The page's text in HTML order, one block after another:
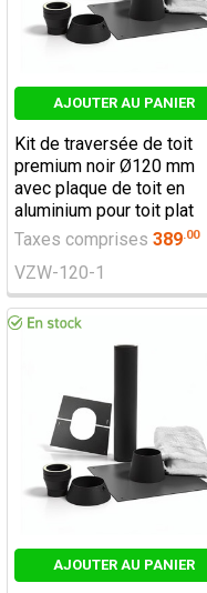
AJOUTER AU PANIER
Kit de traversée de toit
premium noir Ø120 mm
avec plaque de toit en
aluminium pour toit plat
Taxes comprises 389.00
VZW-120-1
AJOUTER AU PANIER